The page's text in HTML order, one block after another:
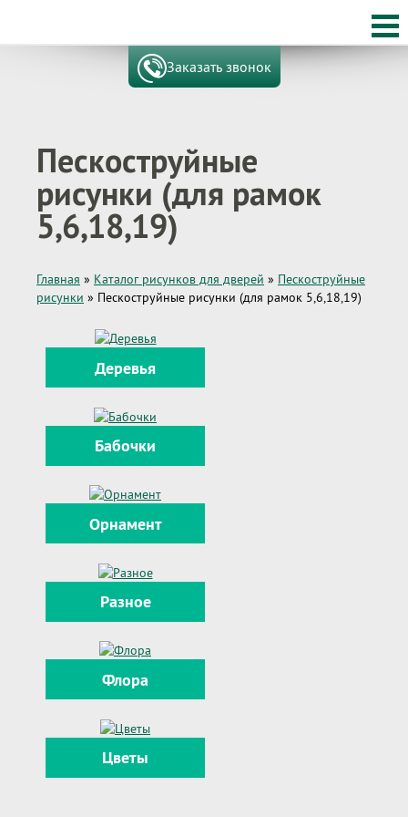
Заказать звонок
Пескоструйные
рисунки (для рамок
5,6,18,19)
Главная » Каталог рисунков для дверей » Пескоструйные
рисунки » Пескоструйные рисунки (для рамок 5,6,18,19)
Деревья
Бабочки
Орнамент
Разное
Флора
Цветы